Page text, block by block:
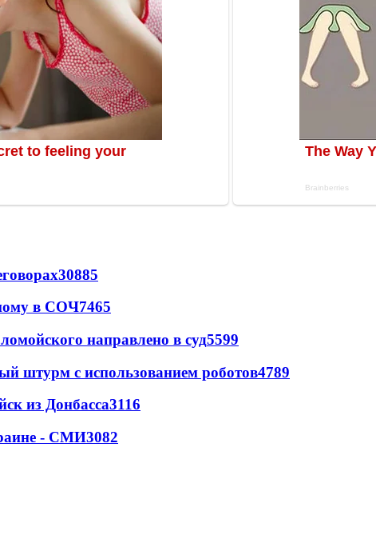
30885
в СОЧ7465
направлено в суд5599
штурм с использованием роботов4789
из Донбасса3116
- СМИ3082